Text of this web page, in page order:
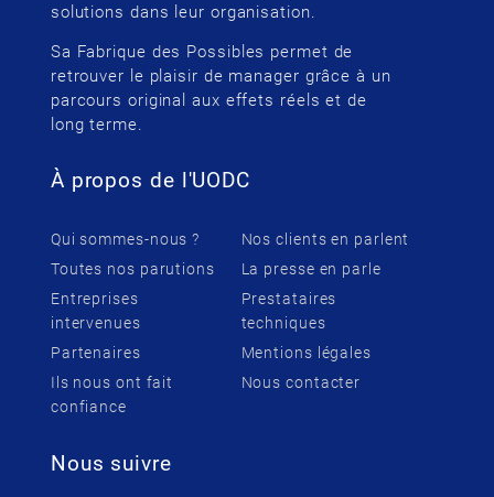
solutions dans leur organisation.
Sa Fabrique des Possibles permet de
retrouver le plaisir de manager grâce à un
parcours original aux effets réels et de
long terme.
À propos de l'UODC
Qui sommes-nous ?
Toutes nos parutions
Entreprises
intervenues
Partenaires
Ils nous ont fait
confiance
Nos clients en parlent
La presse en parle
Prestataires
techniques
Mentions légales
Nous contacter
Nous suivre